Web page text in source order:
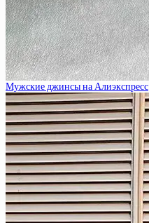
Мужские джинсы на Алиэкспресс